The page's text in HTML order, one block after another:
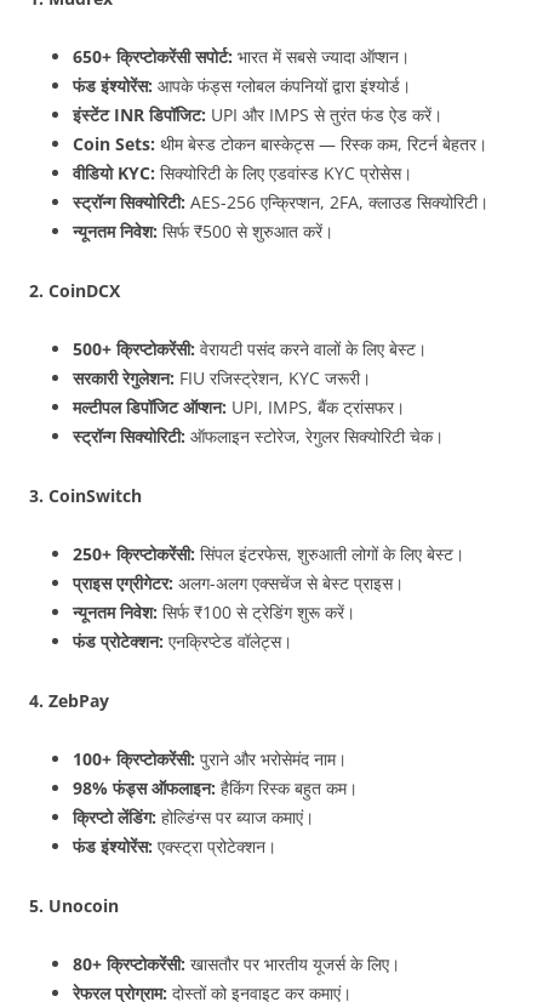
650+ क्रिप्टोकरेंसी सपोर्ट: भारत में सबसे ज्यादा ऑप्शन।
फंड इंश्योरेंस: आपके फंड्स ग्लोबल कंपनियों द्वारा इंश्योर्ड।
इंस्टेंट INR डिपॉजिट: UPI और IMPS से तुरंत फंड ऐड करें।
Coin Sets: थीम बेस्ड टोकन बास्केट्स — रिस्क कम, रिटर्न बेहतर।
वीडियो KYC: सिक्योरिटी के लिए एडवांस्ड KYC प्रोसेस।
स्ट्रॉन्ग सिक्योरिटी: AES-256 एन्क्रिप्शन, 2FA, क्लाउड सिक्योरिटी।
न्यूनतम निवेश: सिर्फ ₹500 से शुरुआत करें।
2. CoinDCX
500+ क्रिप्टोकरेंसी: वेरायटी पसंद करने वालों के लिए बेस्ट।
सरकारी रेगुलेशन: FIU रजिस्ट्रेशन, KYC जरूरी।
मल्टीपल डिपॉजिट ऑप्शन: UPI, IMPS, बैंक ट्रांसफर।
स्ट्रॉन्ग सिक्योरिटी: ऑफलाइन स्टोरेज, रेगुलर सिक्योरिटी चेक।
3. CoinSwitch
250+ क्रिप्टोकरेंसी: सिंपल इंटरफेस, शुरुआती लोगों के लिए बेस्ट।
प्राइस एग्रीगेटर: अलग-अलग एक्सचेंज से बेस्ट प्राइस।
न्यूनतम निवेश: सिर्फ ₹100 से ट्रेडिंग शुरू करें।
फंड प्रोटेक्शन: एनक्रिप्टेड वॉलेट्स।
4. ZebPay
100+ क्रिप्टोकरेंसी: पुराने और भरोसेमंद नाम।
98% फंड्स ऑफलाइन: हैकिंग रिस्क बहुत कम।
क्रिप्टो लेंडिंग: होल्डिंग्स पर ब्याज कमाएं।
फंड इंश्योरेंस: एक्स्ट्रा प्रोटेक्शन।
5. Unocoin
80+ क्रिप्टोकरेंसी: खासतौर पर भारतीय यूजर्स के लिए।
रेफरल प्रोग्राम: दोस्तों को इनवाइट कर कमाएं।